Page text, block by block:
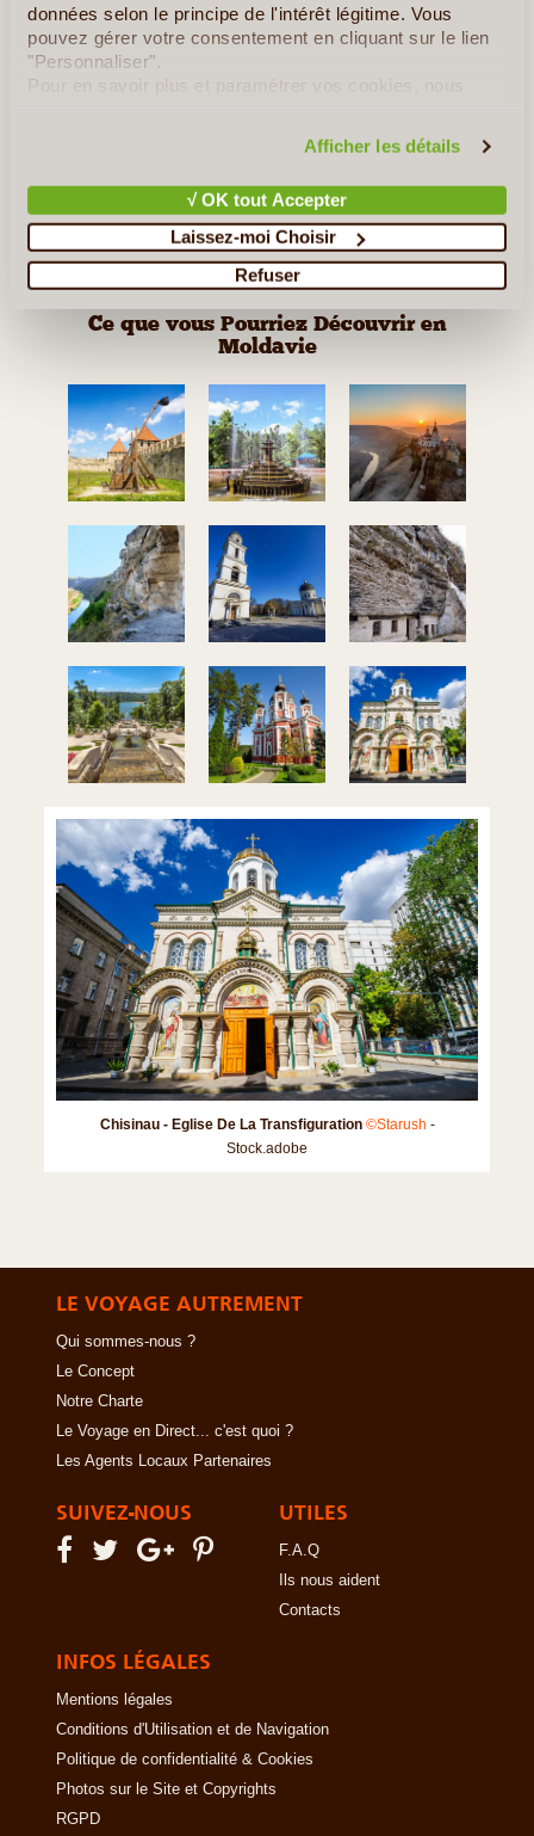
données selon le principe de l'intérêt légitime. Vous
pouvez gérer votre consentement en cliquant sur le lien
"Personnaliser".
Pour en savoir plus et paramétrer vos cookies, nous
Afficher les détails
√ OK tout Accepter
Laissez-moi Choisir
Refuser
Découvrez la vie rurale en Moldavie
Gourmet Tour en Moldavie
Circuit Exclusif en Moldavie
Découverte Culturelle de La Moldavie
Ce que vous Pourriez Découvrir en
Moldavie
Chisinau - Eglise De La Transfiguration ©Starush -
Stock.adobe
LE VOYAGE AUTREMENT
Qui sommes-nous ?
Le Concept
Notre Charte
Le Voyage en Direct... c'est quoi ?
Les Agents Locaux Partenaires
SUIVEZ-NOUS UTILES
F.A.Q
Ils nous aident
Contacts
INFOS LÉGALES
Mentions légales
Conditions d'Utilisation et de Navigation
Politique de confidentialité & Cookies
Photos sur le Site et Copyrights
RGPD